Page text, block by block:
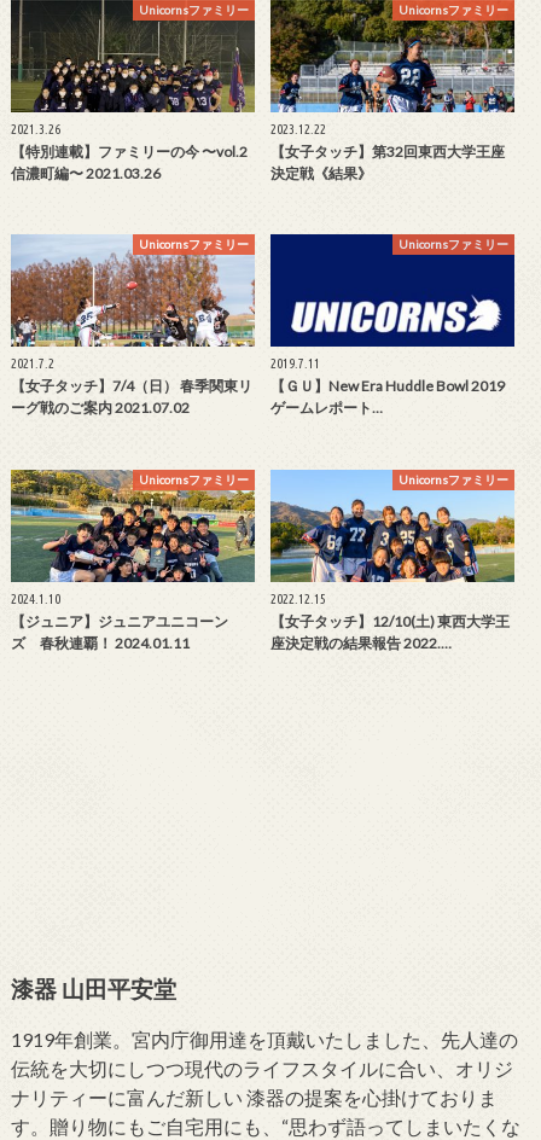
Unicornsファミリー
2021.3.26
【特別連載】ファミリーの今 〜vol.2
信濃町編〜 2021.03.26
Unicornsファミリー
2023.12.22
【女子タッチ】第32回東西大学王座
決定戦《結果》
Unicornsファミリー
2021.7.2
【女子タッチ】7/4（日） 春季関東リ
ーグ戦のご案内 2021.07.02
Unicornsファミリー
2019.7.11
【ＧＵ】New Era Huddle Bowl 2019
ゲームレポート…
Unicornsファミリー
2024.1.10
【ジュニア】ジュニアユニコーン
ズ 春秋連覇！ 2024.01.11
Unicornsファミリー
2022.12.15
【女子タッチ】12/10(土) 東西大学王
座決定戦の結果報告 2022.…
漆器 山田平安堂
1919年創業。宮内庁御用達を頂戴いたしました、先人達の
伝統を大切にしつつ現代のライフスタイルに合い、オリジ
ナリティーに富んだ新しい 漆器の提案を心掛けておりま
す。贈り物にもご自宅用にも、“思わず語ってしまいたくな